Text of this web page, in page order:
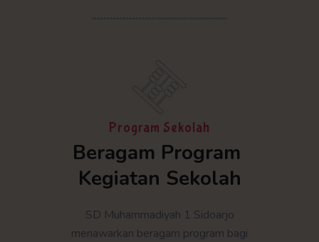
Program Sekolah
Beragam Program
Kegiatan Sekolah
SD Muhammadiyah 1 Sidoarjo
menawarkan beragam program bagi